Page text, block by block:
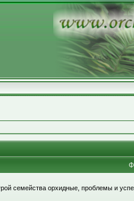
семейства орхидные, проблемы и